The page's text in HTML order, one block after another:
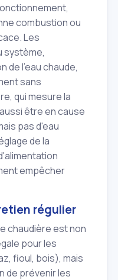
combustion ou
Les
système,
de l'eau chaude,
sans
qui mesure la
être en cause
pas d'eau
de la
empêcher
régulier
chaudière est non
pour les
fioul, bois), mais
de prévenir les